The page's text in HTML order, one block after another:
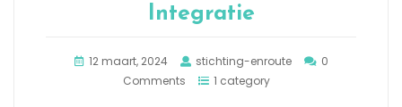
Integratie
12 maart, 2024 stichting-enroute
0
Comments
1 category